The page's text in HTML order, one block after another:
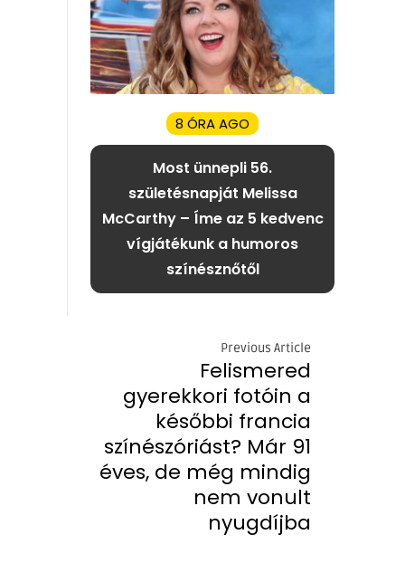
8 ÓRA AGO
Most ünnepli 56.
születésnapját Melissa
McCarthy – Íme az 5 kedvenc
vígjátékunk a humoros
színésznőtől
Previous Article
Felismered
gyerekkori fotóin a
későbbi francia
színészóriást? Már 91
éves, de még mindig
nem vonult
nyugdíjba